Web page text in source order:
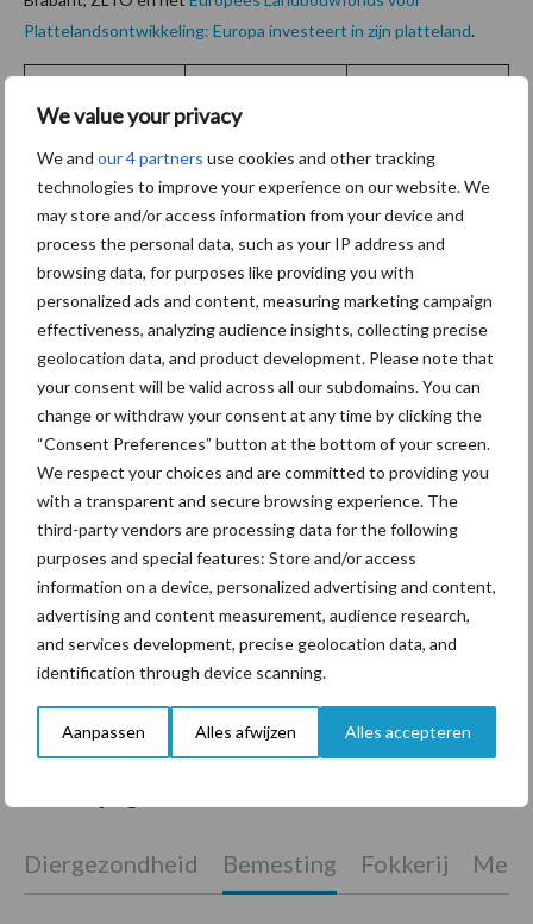
We value your privacy
We and our 4 partners use cookies and other tracking
technologies to improve your experience on our website. We
may store and/or access information from your device and
process the personal data, such as your IP address and
browsing data, for purposes like providing you with
personalized ads and content, measuring marketing campaign
effectiveness, analyzing audience insights, collecting precise
geolocation data, and product development. Please note that
your consent will be valid across all our subdomains. You can
change or withdraw your consent at any time by clicking the
“Consent Preferences” button at the bottom of your screen.
We respect your choices and are committed to providing you
with a transparent and secure browsing experience. The
third-party vendors are processing data for the following
purposes and special features: Store and/or access
information on a device, personalized advertising and content,
advertising and content measurement, audience research,
and services development, precise geolocation data, and
identification through device scanning.
Aanpassen Alles afwijzen Alles accepteren
Plattelandsontwikkeling: Europa investeert in zijn platteland.
Bron: DLV Advies
Aanbevolen voor jou!
Tot 5 ton per wiel om
ondergrondverdichting te
beperken
Jaarverslag 2025 Royal A-
ware: omzet groeit,
nettoresultaat daalt
Machines en werktuigen
gewild doelwit criminelen
Diergezondheid Bemesting Fokkerij